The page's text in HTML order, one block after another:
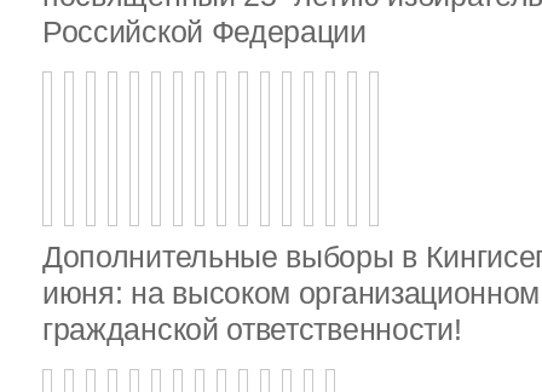
Российской Федерации
Дополнительные выборы в
июня: на высоком
гражданской ответственности!